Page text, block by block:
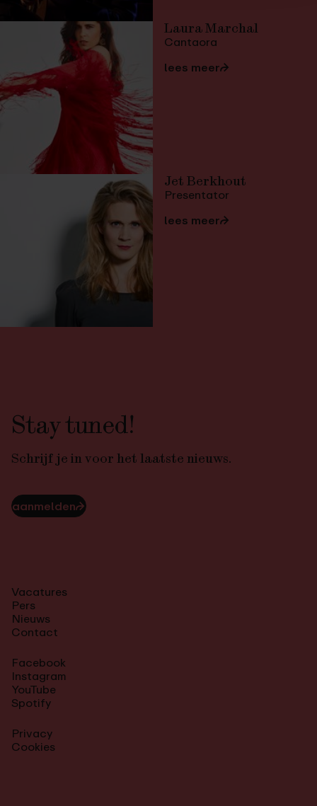
Laura Marchal
Cantaora
lees meer⮫
Jet Berkhout
Presentator
lees meer⮫
Stay tuned!
Schrijf je in voor het laatste nieuws.
aanmelden⮫
Vacatures
Pers
Nieuws
Contact
Facebook
Instagram
YouTube
Spotify
Privacy
Cookies